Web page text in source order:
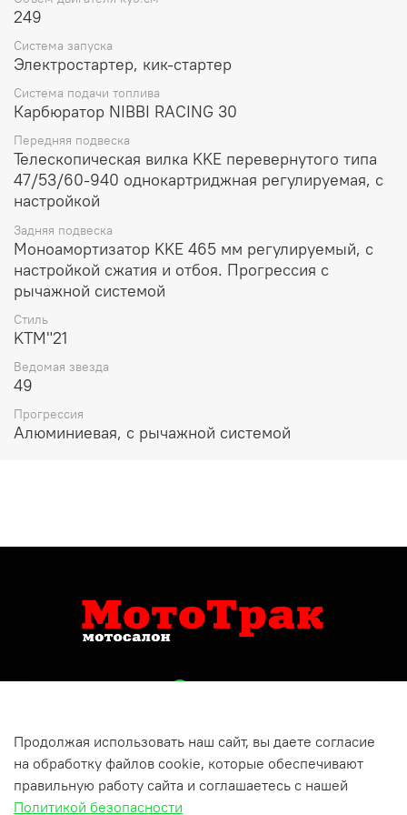
249
Система запуска
Электростартер, кик-стартер
Система подачи топлива
Карбюратор NIBBI RACING 30
Передняя подвеска
Телескопическая вилка KKE перевернутого типа
47/53/60-940 однокартриджная регулируемая, с
настройкой
Задняя подвеска
Моноамортизатор KKE 465 мм регулируемый, с
настройкой сжатия и отбоя. Прогрессия с
рычажной системой
Стиль
KTM"21
Ведомая звезда
49
Прогрессия
Алюминиевая, с рычажной системой
+79809150732
Респ Татарстан, г Бугульма, ул Хусаина Ямашева, д 10
Продолжая использовать наш сайт, вы даете согласие
на обработку файлов cookie, которые обеспечивают
правильную работу сайта и соглашаетесь с нашей
Политикой безопасности